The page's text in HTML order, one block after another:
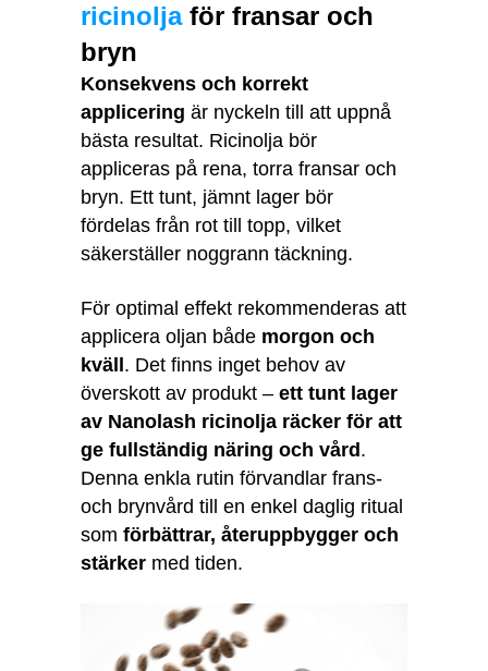
ricinoljaför fransar och
bryn
Konsekvens och korrekt
applicering är nyckeln till att uppnå
bästa resultat. Ricinolja bör
appliceras på rena, torra fransar och
bryn. Ett tunt, jämnt lager bör
fördelas från rot till topp, vilket
säkerställer noggrann täckning.
För optimal effekt rekommenderas att
applicera oljan både morgon och
kväll . Det finns inget behov av
överskott av produkt – ett tunt lager
av Nanolash ricinolja räcker för att
ge fullständig näring och vård .
Denna enkla rutin förvandlar frans-
och brynvård till en enkel daglig ritual
som förbättrar, återuppbygger och
stärker med tiden.